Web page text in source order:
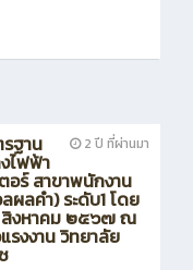
2 ปี ที่ผ่านมา
ฐาน
ไฟฟ้า
อร์ สาขาพนักงาน
ผลคำ) ระดับ1 โดย
สิงหาคม ๒๕๖๗ ณ
งงาน วิทยาลัย